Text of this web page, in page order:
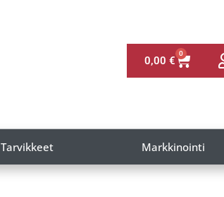
0,00 €
0
Tarvikkeet Markkinointi